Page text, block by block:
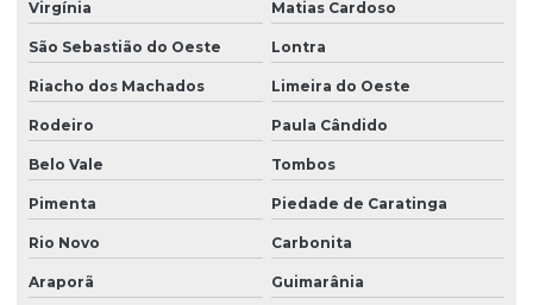
Virgínia Matias Cardoso
São Sebastião do Oeste Lontra
Riacho dos Machados Limeira do Oeste
Rodeiro Paula Cândido
Belo Vale Tombos
Pimenta Piedade de Caratinga
Rio Novo Carbonita
Araporã Guimarânia